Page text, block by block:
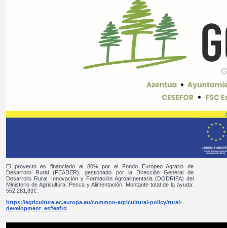
El proyecto es financiado al 80% por el Fondo Europeo Agrario de
Desarrollo Rural (FEADER), gestionado por la Dirección General de
Desarrollo Rural, Innovación y Formación Agroalimentaria (DGDRIFA) del
Ministerio de Agricultura, Pesca y Alimentación. Montante total de la ayuda:
562.281,83€.
https://agriculture.ec.europa.eu/common-agricultural-policy/rural-
development_es#eafrd